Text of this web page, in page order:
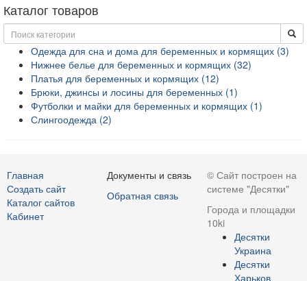
Каталог товаров
Одежда для сна и дома для беременных и кормящих (3)
Нижнее белье для беременных и кормящих (32)
Платья для беременных и кормящих (12)
Брюки, джинсы и лосины для беременных (1)
Футболки и майки для беременных и кормящих (1)
Слингоодежда (2)
Главная
Создать сайт
Каталог сайтов
Кабинет
Документы и связь
Обратная связь
© Сайт построен на
системе "Десятки"
Города и площадки
10ki
Десятки
Украина
Десятки
Харьков